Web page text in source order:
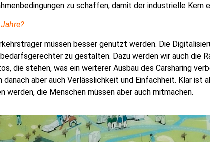
zu schaffen, damit der industrielle Kern
müssen besser genutzt werden. Die
zu gestalten. Dazu werden wir auch die
die stehen, was ein weiterer Ausbau des Carsharing
aber auch Verlässlichkeit und Einfachheit. Klar ist
werden, die Menschen müssen aber auch mitmachen.